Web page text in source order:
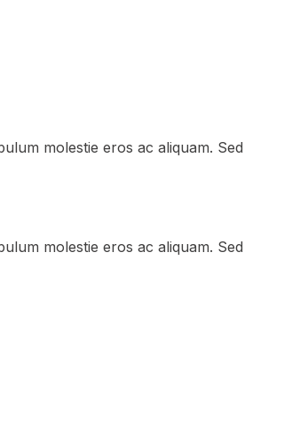
molestie eros ac aliquam. Sed
molestie eros ac aliquam. Sed